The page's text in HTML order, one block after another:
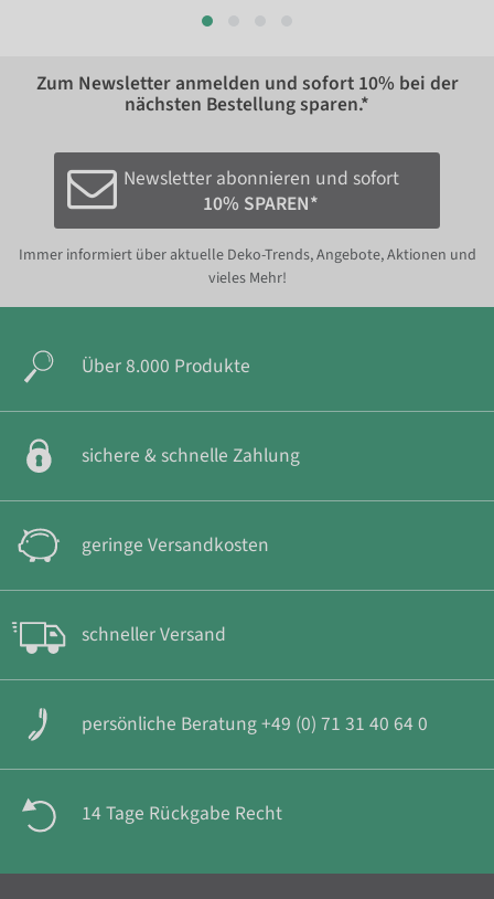
Zum Newsletter anmelden und sofort 10% bei der
nächsten Bestellung sparen.*
Newsletter abonnieren und sofort
10% SPAREN*
Immer informiert über aktuelle Deko-Trends, Angebote, Aktionen und
vieles Mehr!
Über 8.000 Produkte
sichere & schnelle Zahlung
geringe Versandkosten
schneller Versand
persönliche Beratung +49 (0) 71 31 40 64 0
14 Tage Rückgabe Recht